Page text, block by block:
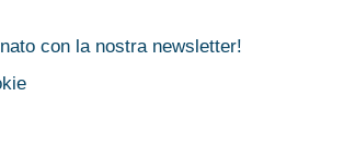
con la nostra newsletter!